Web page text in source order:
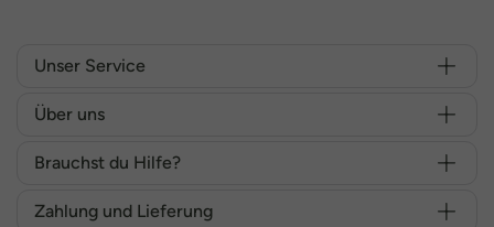
Unser Service
Über uns
Brauchst du Hilfe?
Zahlung und Lieferung